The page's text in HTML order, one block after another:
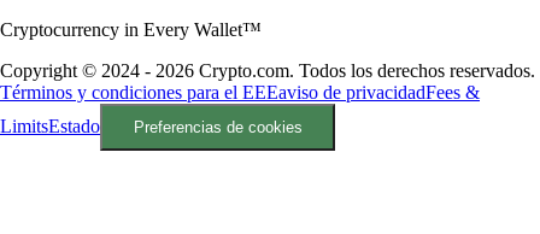
Cryptocurrency in Every Wallet™
Copyright © 2024 - 2026 Crypto.com. Todos los derechos reservados.
Términos y condiciones para el EEEaviso de privacidadFees &
LimitsEstado Preferencias de cookies